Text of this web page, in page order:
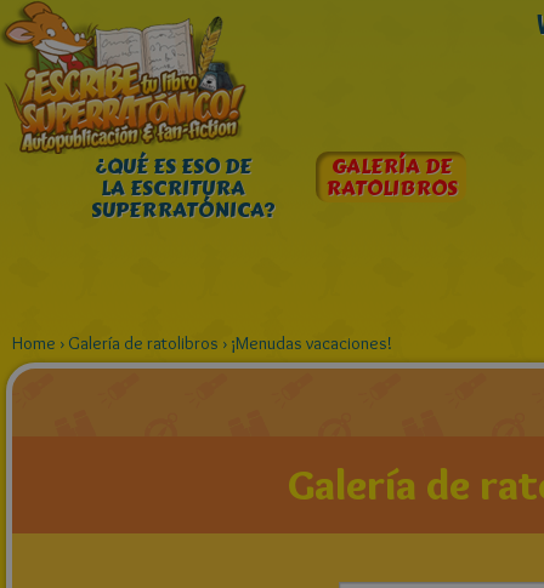
¿QUÉ ES ESO DE
LA ESCRITURA
SUPERRATÓNICA?
GALERÍA DE
RATOLIBROS
Home › Galería de ratolibros › ¡Menudas vacaciones!
Galería de